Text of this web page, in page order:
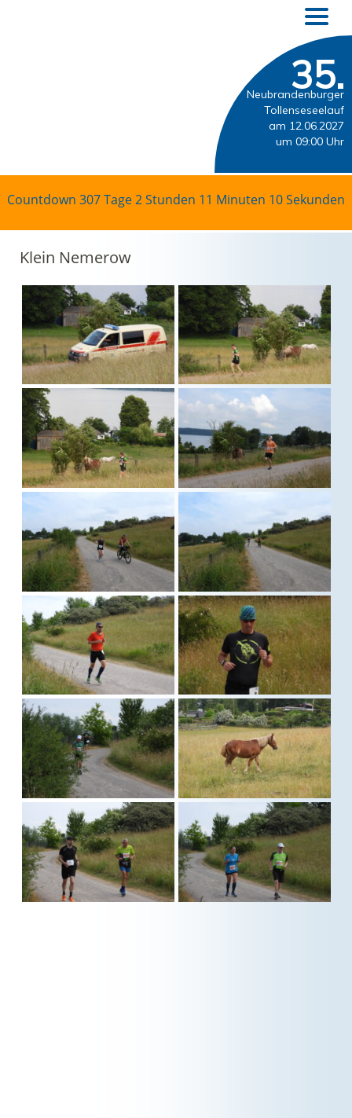
35.
Neubrandenburger
Tollenseseelauf
am 12.06.2027
um 09:00 Uhr
Countdown307 Tage 2 Stunden 11 Minuten 9 Sekunden
Klein Nemerow